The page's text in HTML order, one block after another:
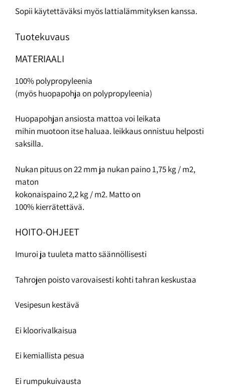
Sopii käytettäväksi myös lattialämmityksen kanssa.
Tuotekuvaus
MATERIAALI
100% polypropyleenia
(myös huopapohja on polypropyleenia)
Huopapohjan ansiosta mattoa voi leikata
mihin muotoon itse haluaa. leikkaus onnistuu helposti
saksilla.
Nukan pituus on 22 mm ja nukan paino 1,75 kg / m2,
maton
kokonaispaino 2,2 kg / m2. Matto on
100% kierrätettävä.
HOITO-OHJEET
Imuroi ja tuuleta matto säännöllisesti
Tahrojen poisto varovaisesti kohti tahran keskustaa
Vesipesun kestävä
Ei kloorivalkaisua
Ei kemiallista pesua
Ei rumpukuivausta